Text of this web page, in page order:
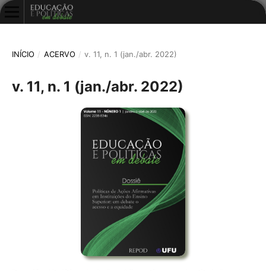
INÍCIO / ACERVO / v. 11, n. 1 (jan./abr. 2022)
v. 11, n. 1 (jan./abr. 2022)